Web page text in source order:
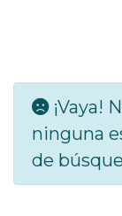
¡Vaya!
ninguna
de